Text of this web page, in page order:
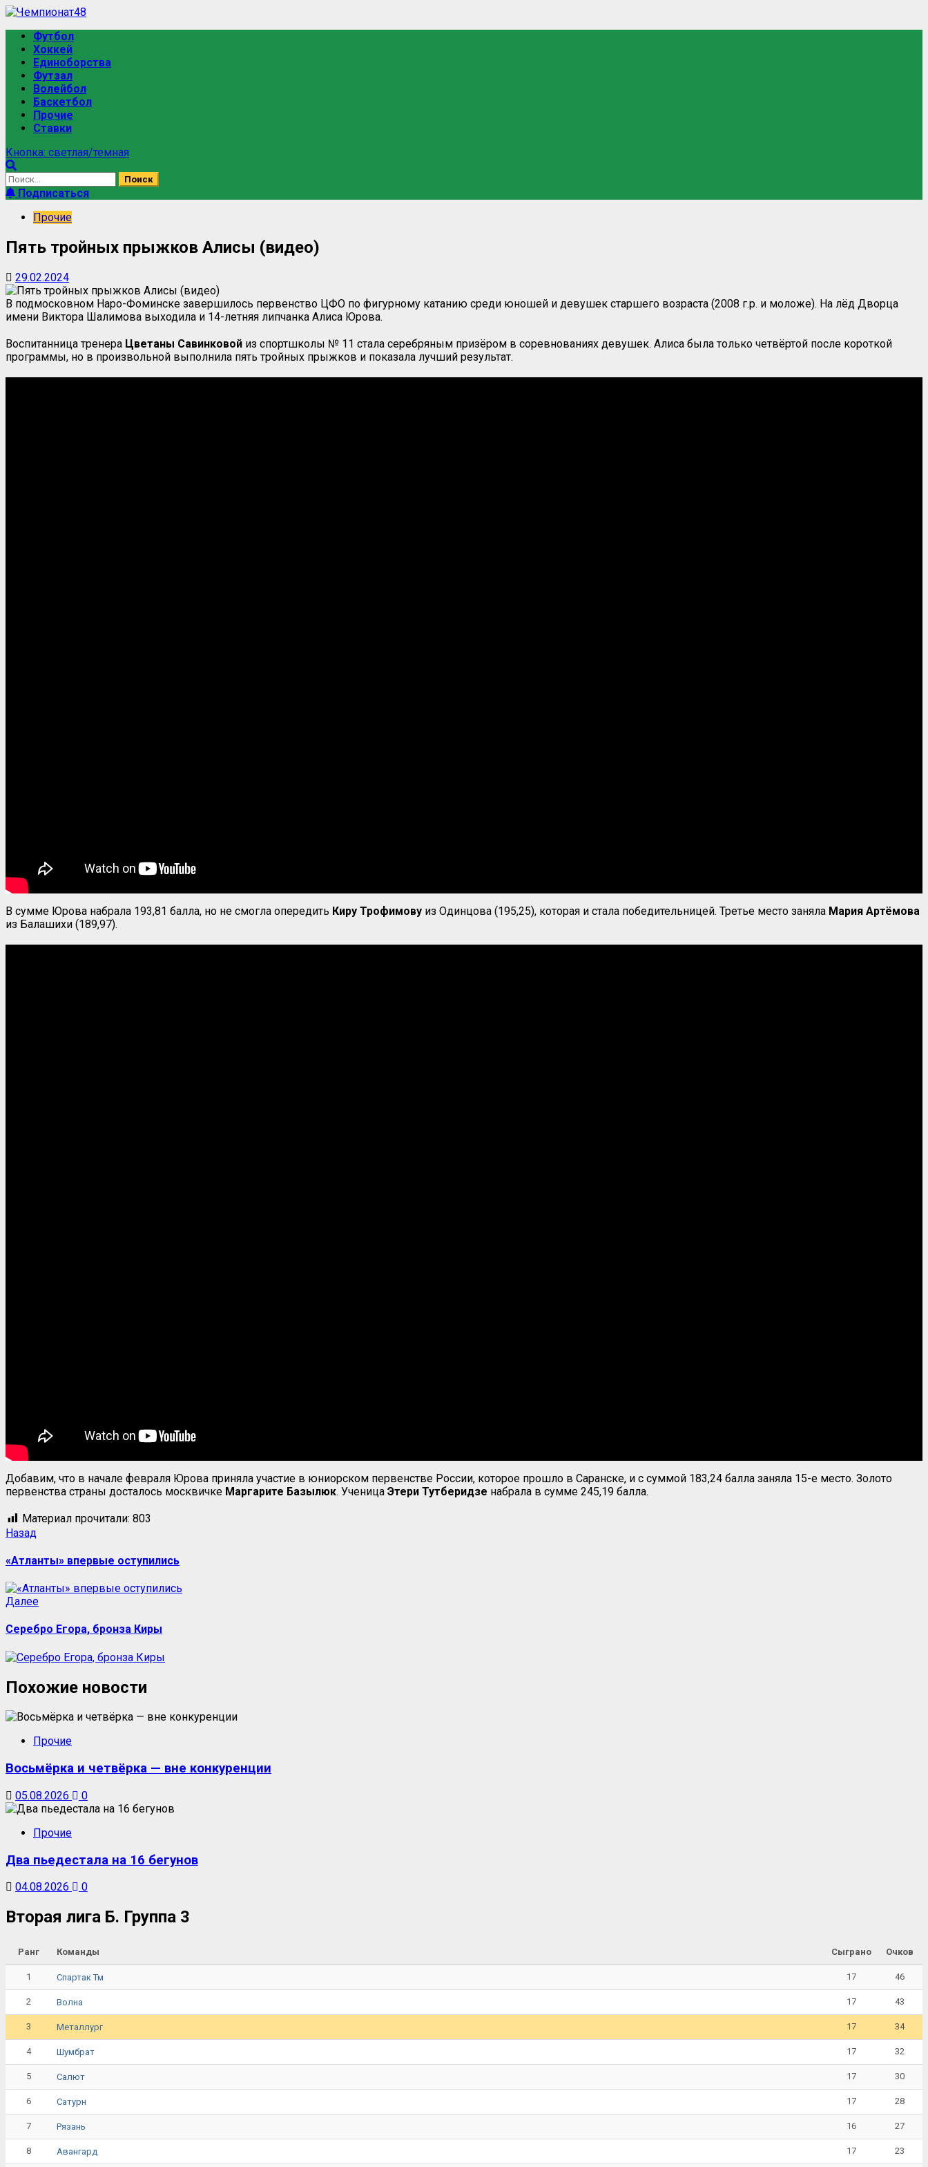
Футбол
Хоккей
Единоборства
Футзал
Волейбол
Баскетбол
Прочие
Ставки
Кнопка: светлая/темная
Подписаться
Прочие
Пять тройных прыжков Алисы (видео)
29.02.2024
В подмосковном Наро-Фоминске завершилось первенство ЦФО по фигурному катанию среди юношей и девушек старшего возраста (2008 г.р. и моложе). На лёд Дворца
имени Виктора Шалимова выходила и 14-летняя липчанка Алиса Юрова.
Воспитанница тренера Цветаны Савинковой из спортшколы № 11 стала серебряным призёром в соревнованиях девушек. Алиса была только четвёртой после короткой
программы, но в произвольной выполнила пять тройных прыжков и показала лучший результат.
В сумме Юрова набрала 193,81 балла, но не смогла опередить Киру Трофимову из Одинцова (195,25), которая и стала победительницей. Третье место заняла Мария Артёмова
из Балашихи (189,97).
Добавим, что в начале февраля Юрова приняла участие в юниорском первенстве России, которое прошло в Саранске, и с суммой 183,24 балла заняла 15-е место. Золото
первенства страны досталось москвичке Маргарите Базылюк. Ученица Этери Тутберидзе набрала в сумме 245,19 балла.
Материал прочитали: 803
Назад
«Атланты» впервые оступились
Далее
Серебро Егора, бронза Киры
Похожие новости
Прочие
Восьмёрка и четвёрка — вне конкуренции
05.08.2026 0
Прочие
Два пьедестала на 16 бегунов
04.08.2026 0
Вторая лига Б. Группа 3
Ранг Команды Сыграно Очков
1 Спартак Тм 17 46
2 Волна 17 43
3 Металлург 17 34
4 Шумбрат 17 32
5 Салют 17 30
6 Сатурн 17 28
7 Рязань 16 27
8 Авангард 17 23